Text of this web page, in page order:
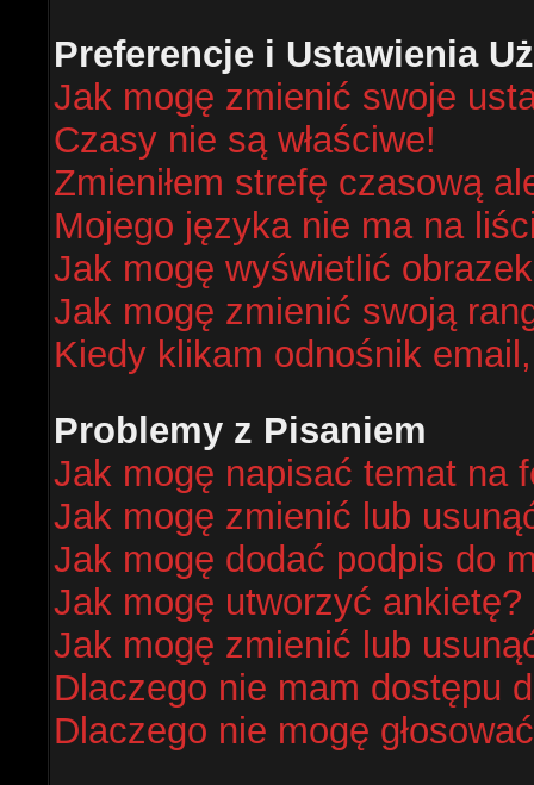
Preferencje i Ustawienia
Jak mogę zmienić swoje
Czasy nie są właściwe!
Zmieniłem strefę czasową
Mojego języka nie ma na
Jak mogę wyświetlić
Jak mogę zmienić swoją
Kiedy klikam odnośnik
Problemy z Pisaniem
Jak mogę napisać temat na
Jak mogę zmienić lub
Jak mogę dodać podpis do
Jak mogę utworzyć ankietę?
Jak mogę zmienić lub
Dlaczego nie mam dostępu
Dlaczego nie mogę